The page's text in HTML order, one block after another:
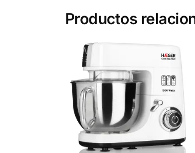
Productos